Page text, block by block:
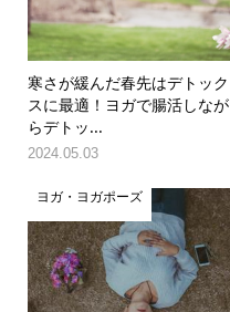
寒さが緩んだ春先はデトック
スに最適！ヨガで腸活しなが
らデトッ...
2024.05.03
ヨガ・ヨガポーズ